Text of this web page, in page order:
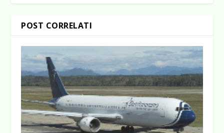
POST CORRELATI